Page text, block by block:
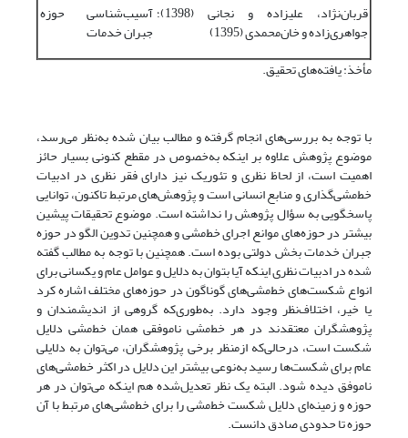
قربان‌نژاد، علیزاده و نجانی (1398)؛
جواهری‌زاده و خان‌محمدی (1395)
آسیب‌شناسی حوزه
جبران خدمات
مأخذ: یافته‌های تحقیق.
با توجه ‌به بررسی‌‌‌‌های انجام گرفته و مطالب بیان شده به‌نظر می‌‌‌‌رسد،
موضوع پژوهش علاوه بر اینکه به‌خصوص در مقطع کنونی بسیار حائز
‌‌‌‌اهمیت است، از لحاظ نظری و تئوریک نیز دارای فقر نظری در ادبیات
خط‌‌‌‌مشی‌‌‌‌گذاری و منابع انسانی است و پژوهش‌‌‌‌های مرتبط تاکنون، توانایی
پاسخگویی به سؤال پژوهش را نداشته است. موضوع تحقیقات پیشین
بیشتر در حوزه‌‌‌‌های موانع اجرای خط‌‌‌‌مشی و همچنین تدوین الگو در حوزه
جبران خدمات بخش دولتی بوده است. همچنین با توجه به مطالب گفته
شده در ادبیات نظری اینکه آیا بتوان به دلایل و عوامل عام و یکسانی برای
انواع شکست‌‌‌‌های خط‌‌‌‌مشی‌‌‌‌های گوناگون در حوزه‌‌‌‌های مختلف اشاره کرد
یا خیر، اختلاف‌‌‌‌نظر وجود دارد. به‌طوری‌که گروهی از اندیشمندان و
پژوهشگران معتقدند در هر خط‌‌‌‌مشی ناموفقی همان خط‌‌‌‌مشی دلایل
شکست است، درحالی‌که ازمنظر برخی پژوهشگران، می‌توان به دلایلی
عام برای شکست‌‌‌‌ها رسید به‌نوعی بیشتر این دلایل در اکثر خط‌‌‌‌مشی‌‌‌‌های
ناموفق دیده شود. البته یک نظر تعدیل‌‌‌‌شده هم اینکه می‌توان در هر
حوزه و زمینه‌‌‌‌ای دلایل شکست خط‌‌‌‌مشی را برای خط‌‌‌‌مشی‌‌‌‌های مرتبط با آن
حوزه تا حدودی صادق دانست.